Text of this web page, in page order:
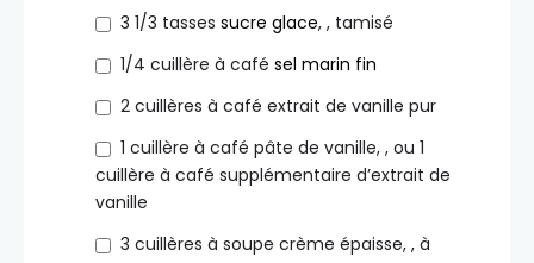
3 1/3 tasses sucre glace, , tamisé
1/4 cuillère à café sel marin fin
2 cuillères à café extrait de vanille pur
1 cuillère à café pâte de vanille, , ou 1
cuillère à café supplémentaire d’extrait de
vanille
3 cuillères à soupe crème épaisse, , à